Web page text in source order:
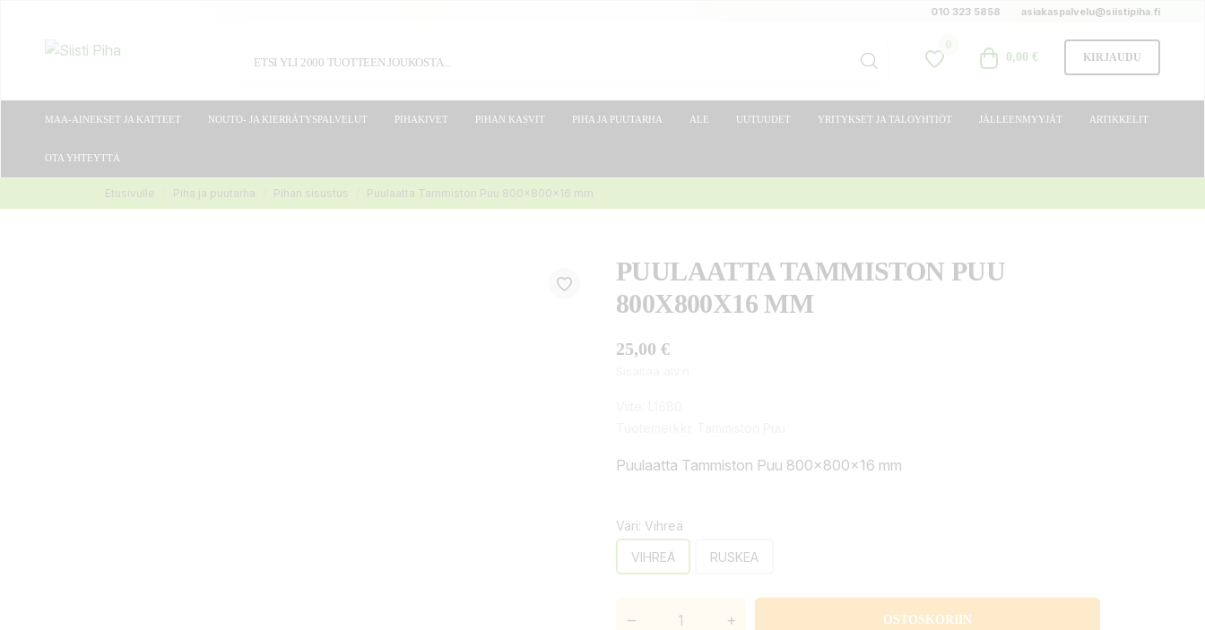
010 323 5858 asiakaspalvelu@siistipiha.fi
0
0,00 € KIRJAUDU
MAA-AINEKSET JA KATTEET NOUTO- JA KIERRÄTYSPALVELUT PIHAKIVET PIHAN KASVIT PIHA JA PUUTARHA ALE UUTUUDET YRITYKSET JA TALOYHTIÖT JÄLLEENMYYJÄT ARTIKKELIT
OTA YHTEYTTÄ
Etusivulle Piha ja puutarha Pihan sisustus Puulaatta Tammiston Puu 800x800x16 mm
PUULAATTA TAMMISTON PUU
800X800X16 MM
25,00 €
Puulaatta Tammiston Puu 800x800x16 mm
Väri: Vihreä
VIHREÄ RUSKEA
– + OSTOSKORIIN